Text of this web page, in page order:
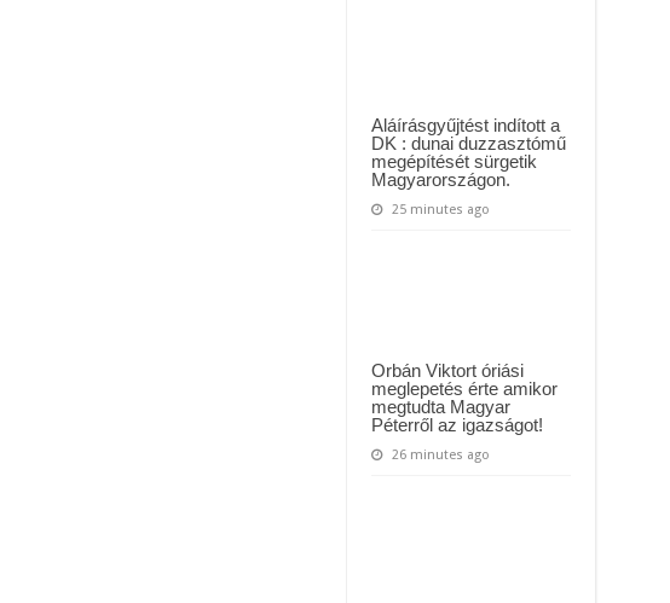
Aláírásgyűjtést indított a
DK : dunai duzzasztómű
megépítését sürgetik
Magyarországon.
25 minutes ago
Orbán Viktort óriási
meglepetés érte amikor
megtudta Magyar
Péterről az igazságot!
26 minutes ago